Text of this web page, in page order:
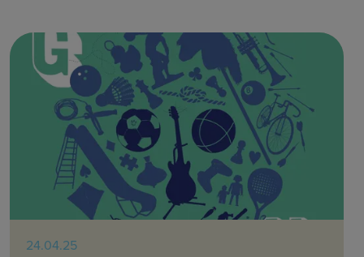
24.04.25